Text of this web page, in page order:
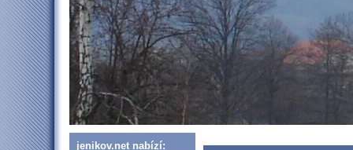
jenikov.net nabízí: